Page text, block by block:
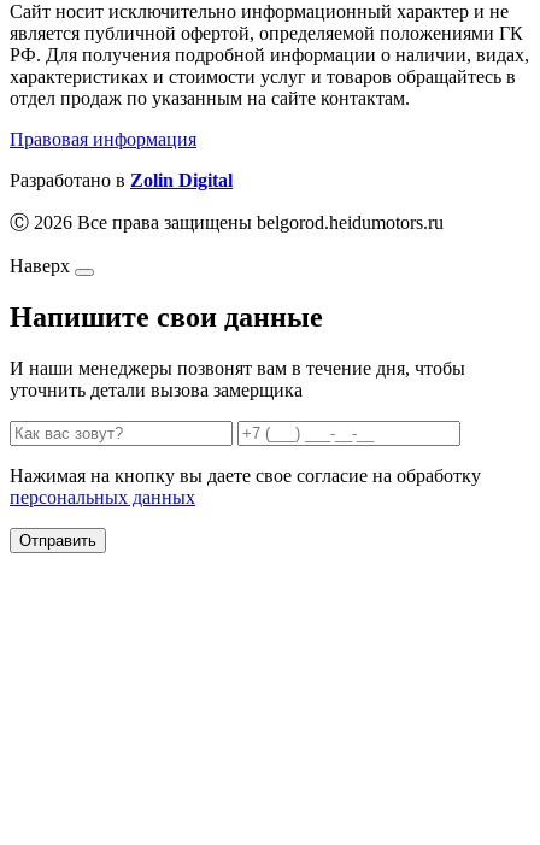
Сайт носит исключительно информационный характер и не
является публичной офертой, определяемой положениями ГК
РФ. Для получения подробной информации о наличии, видах,
характеристиках и стоимости услуг и товаров обращайтесь в
отдел продаж по указанным на сайте контактам.
Правовая информация
Разработано в Zolin Digital
Ⓒ 2026 Все права защищены belgorod.heidumotors.ru
Наверх
Напишите свои данные
И наши менеджеры позвонят вам в течение дня, чтобы
уточнить детали вызова замерщика
Нажимая на кнопку вы даете свое согласие на обработку
персональных данных
Отправить